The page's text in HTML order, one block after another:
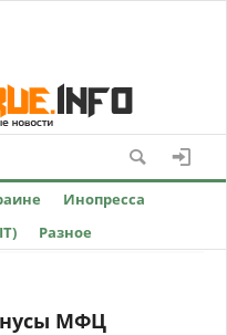
Инопресса
Разное
МФЦ